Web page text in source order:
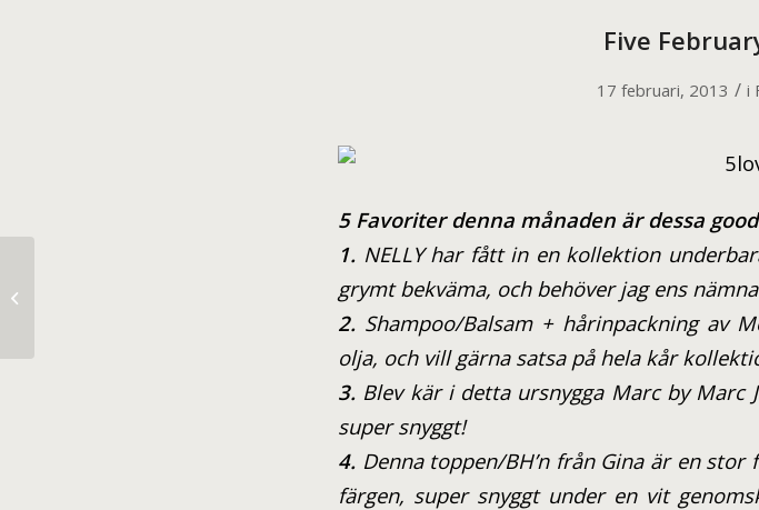
Five
17 februari, 2013 / i
5 Favoriter denna månaden är dessa
1. NELLY har fått in en kollektion
grymt bekväma, och behöver jag ens
2. Shampoo/Balsam + hårinpackning av
olja, och vill gärna satsa på hela kår
3. Blev kär i detta ursnygga Marc by Marc
super snyggt!
4. Denna toppen/BH’n från Gina är en
färgen, super snyggt under en vit